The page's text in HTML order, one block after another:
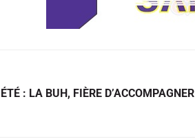
: LA BUH, FIÈRE